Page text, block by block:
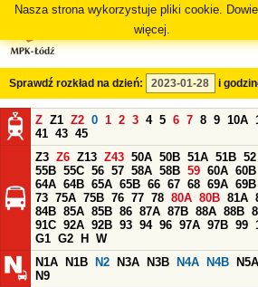
Nasza strona wykorzystuje pliki cookie.
więcej.
Sprawdź rozkład na dzień: i
Z Z1 Z2 0 1 2 3 4 5 6 7 8 9 10A
41 43 45
Z3 Z6 Z13 Z43 50A 50B 51A 51B 52
55B 55C 56 57 58A 58B 59 60A 60B
64A 64B 65A 65B 66 67 68 69A 69B
73 75A 75B 76 77 78 80A 80B 81A
84B 85A 85B 86 87A 87B 88A 88B
91C 92A 92B 93 94 96 97A 97B 99
G1 G2 H
W
N1A
N1B N2 N3A N3B N4A N4B N5A
N9